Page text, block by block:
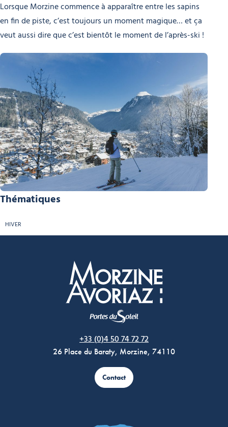
Lorsque Morzine commence à apparaître entre les sapins
en fin de piste, c’est toujours un moment magique… et ça
veut aussi dire que c’est bientôt le moment de l’après-ski !
Thématiques
HIVER
+33 (0)4 50 74 72 72
26 Place du Baraty, Morzine, 74110
Contact